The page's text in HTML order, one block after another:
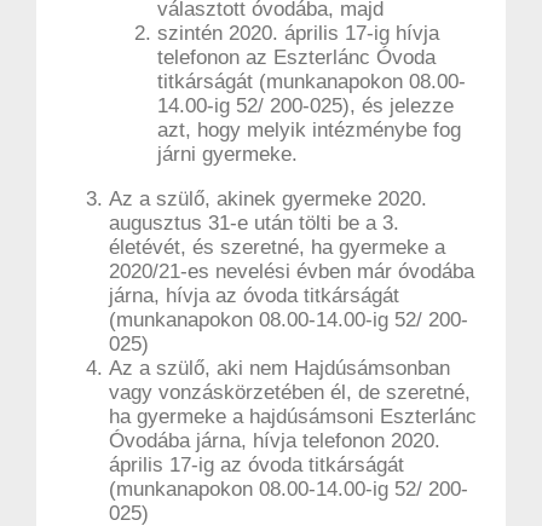
választott óvodába, majd
szintén 2020. április 17-ig hívja
telefonon az Eszterlánc Óvoda
titkárságát (munkanapokon 08.00-
14.00-ig 52/ 200-025), és jelezze
azt, hogy melyik intézménybe fog
járni gyermeke.
Az a szülő, akinek gyermeke 2020.
augusztus 31-e után tölti be a 3.
életévét, és szeretné, ha gyermeke a
2020/21-es nevelési évben már óvodába
járna, hívja az óvoda titkárságát
(munkanapokon 08.00-14.00-ig 52/ 200-
025)
Az a szülő, aki nem Hajdúsámsonban
vagy vonzáskörzetében él, de szeretné,
ha gyermeke a hajdúsámsoni Eszterlánc
Óvodába járna, hívja telefonon 2020.
április 17-ig az óvoda titkárságát
(munkanapokon 08.00-14.00-ig 52/ 200-
025)